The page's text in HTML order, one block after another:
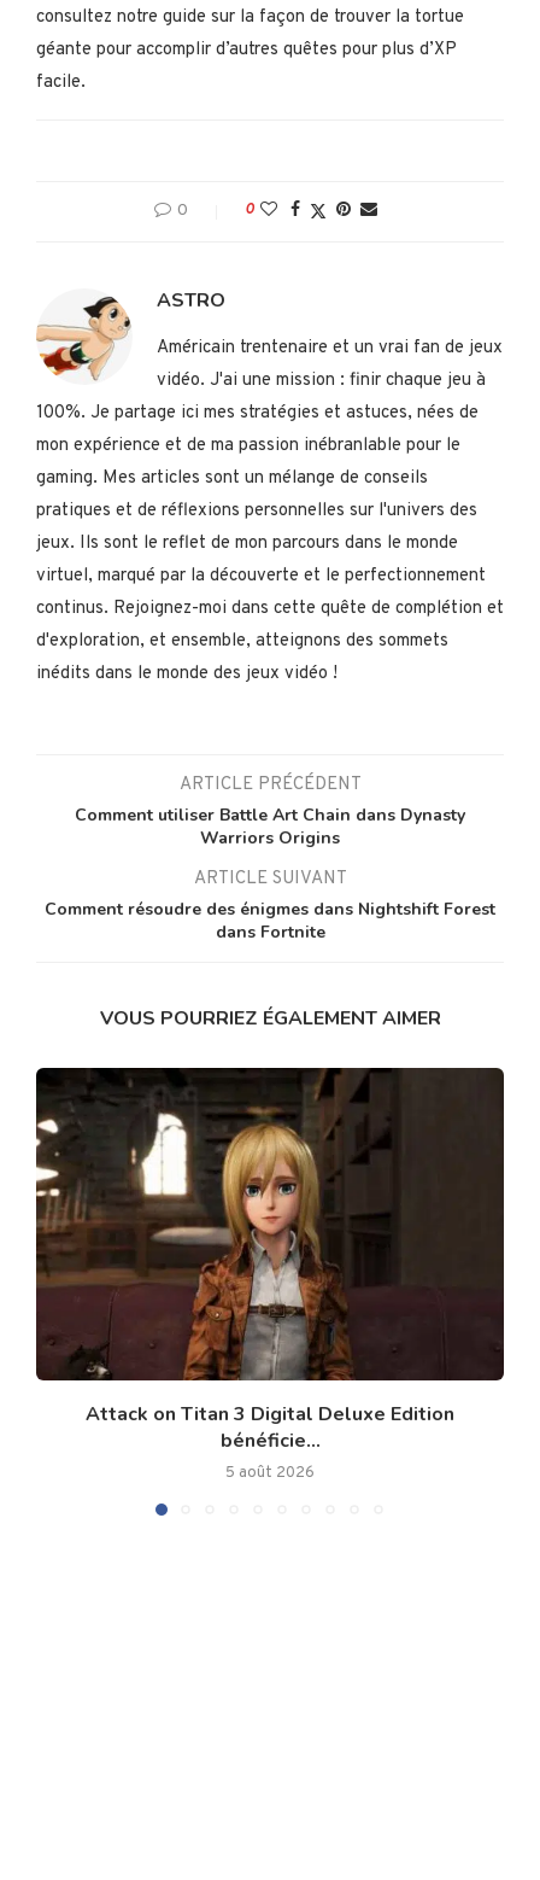
consultez notre guide sur la façon de trouver la tortue
géante pour accomplir d’autres quêtes pour plus d’XP
facile.
0 0
ASTRO
Américain trentenaire et un vrai fan de jeux
vidéo. J'ai une mission : finir chaque jeu à
100%. Je partage ici mes stratégies et astuces, nées de
mon expérience et de ma passion inébranlable pour le
gaming. Mes articles sont un mélange de conseils
pratiques et de réflexions personnelles sur l'univers des
jeux. Ils sont le reflet de mon parcours dans le monde
virtuel, marqué par la découverte et le perfectionnement
continus. Rejoignez-moi dans cette quête de complétion et
d'exploration, et ensemble, atteignons des sommets
inédits dans le monde des jeux vidéo !
ARTICLE PRÉCÉDENT
Comment utiliser Battle Art Chain dans Dynasty
Warriors Origins
ARTICLE SUIVANT
Comment résoudre des énigmes dans Nightshift Forest
dans Fortnite
VOUS POURRIEZ ÉGALEMENT AIMER
Attack on Titan 3 Digital Deluxe Edition
bénéficie...
5 août 2026